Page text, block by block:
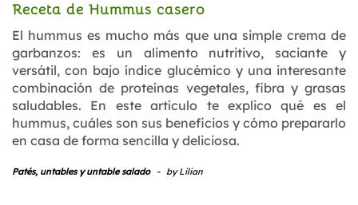
Receta de Hummus casero
El hummus es mucho más que una simple crema de
garbanzos: es un alimento nutritivo, saciante y
versátil, con bajo índice glucémico y una interesante
combinación de proteínas vegetales, fibra y grasas
saludables. En este artículo te explico qué es el
hummus, cuáles son sus beneficios y cómo prepararlo
en casa de forma sencilla y deliciosa.
Patés, untables y untable salado - byLilian